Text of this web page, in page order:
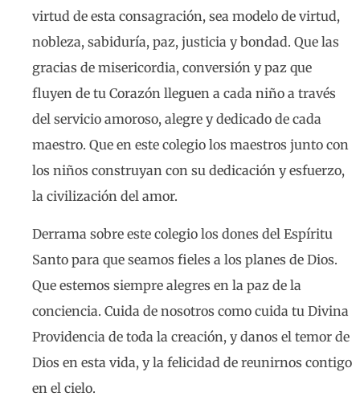
virtud de esta consagración, sea modelo de virtud,
nobleza, sabiduría, paz, justicia y bondad. Que las
gracias de misericordia, conversión y paz que
fluyen de tu Corazón lleguen a cada niño a través
del servicio amoroso, alegre y dedicado de cada
maestro. Que en este colegio los maestros junto con
los niños construyan con su dedicación y esfuerzo,
la civilización del amor.
Derrama sobre este colegio los dones del Espíritu
Santo para que seamos fieles a los planes de Dios.
Que estemos siempre alegres en la paz de la
conciencia. Cuida de nosotros como cuida tu Divina
Providencia de toda la creación, y danos el temor de
Dios en esta vida, y la felicidad de reunirnos contigo
en el cielo.